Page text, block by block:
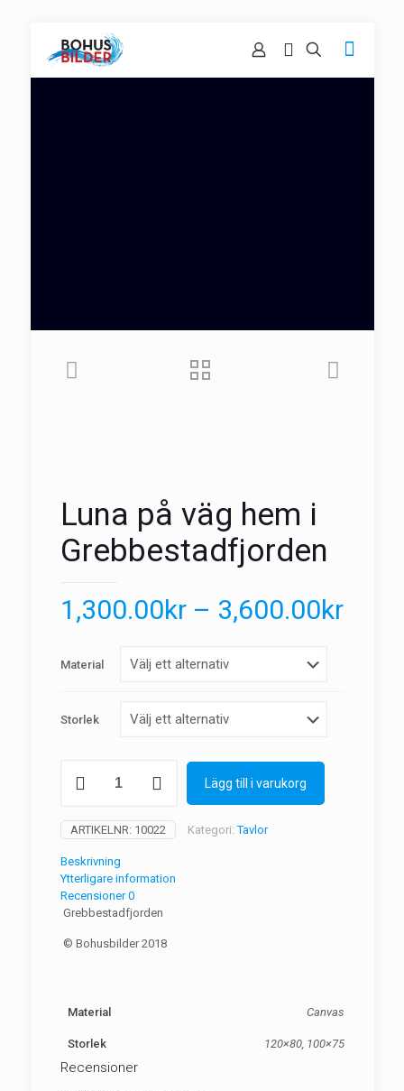
Luna på väg hem i
Grebbestadfjorden
1,300.00kr– 3,600.00kr
Material
Storlek
hem
i
Grebbestadfjorden
mängd
Lägg till i varukorg
ARTIKELNR: 10022 Kategori:Tavlor
Beskrivning
Ytterligare information
Recensioner0
Grebbestadfjorden
© Bohusbilder 2018
Material Canvas
Storlek 120×80, 100×75
Recensioner